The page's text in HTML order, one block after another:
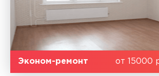
Эконом-ремонт от 15000